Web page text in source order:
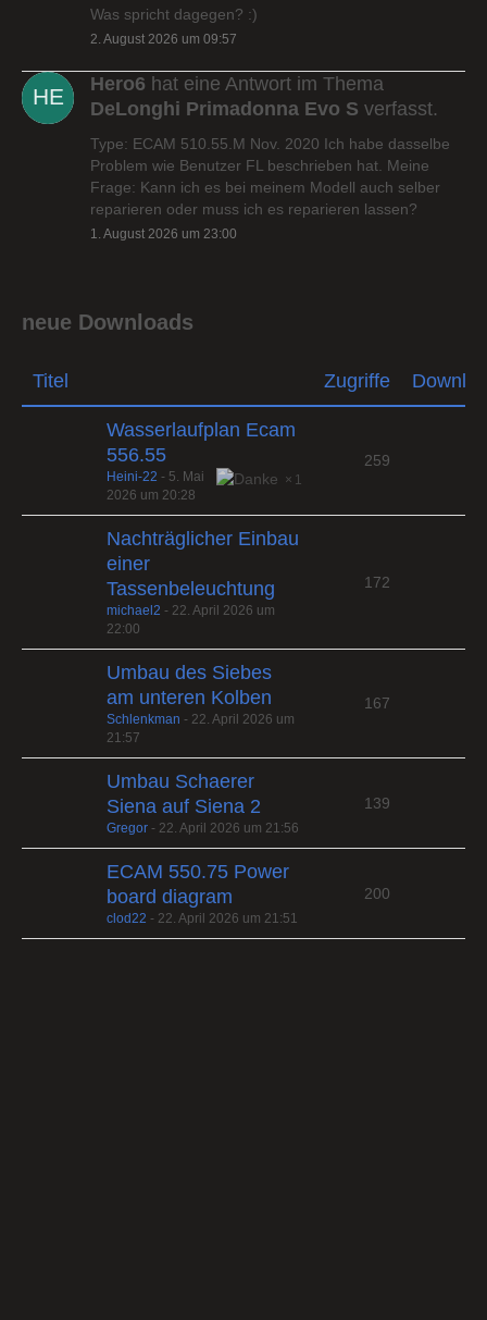
Was spricht dagegen? :)
2. August 2026 um 09:57
Hero6 hat eine Antwort im Thema
DeLonghi Primadonna Evo S verfasst.
Type: ECAM 510.55.M Nov. 2020 Ich habe dasselbe
Problem wie Benutzer FL beschrieben hat. Meine
Frage: Kann ich es bei meinem Modell auch selber
reparieren oder muss ich es reparieren lassen?
1. August 2026 um 23:00
neue Downloads
Titel Zugriffe
Wasserlaufplan Ecam
556.55
1
Heini-22 - 5. Mai
2026 um 20:28
259
Nachträglicher Einbau
einer
Tassenbeleuchtung
michael2 - 22. April 2026 um
22:00
172
Umbau des Siebes
am unteren Kolben
Schlenkman - 22. April 2026 um
21:57
167
Umbau Schaerer
Siena auf Siena 2
Gregor - 22. April 2026 um 21:56
139
ECAM 550.75 Power
board diagram
clod22 - 22. April 2026 um 21:51
200